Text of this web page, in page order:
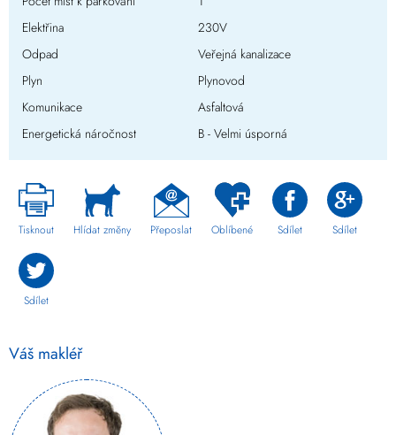
Elektřina
230V
Odpad
Veřejná kanalizace
Plyn
Plynovod
Komunikace
Asfaltová
Energetická náročnost
B - Velmi úsporná
Tisknout Hlídat změny Přeposlat Oblíbené Sdílet Sdílet
Sdílet
Váš makléř